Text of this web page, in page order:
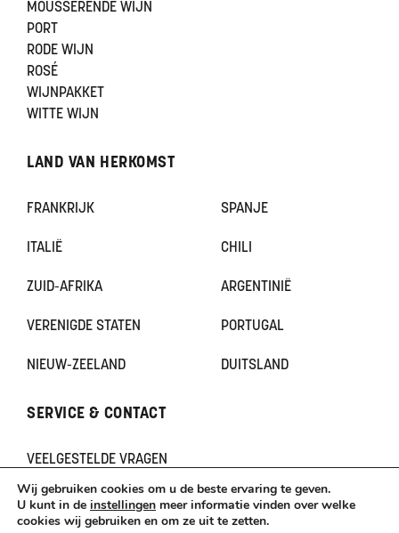
MOUSSERENDE WIJN
PORT
RODE WIJN
ROSÉ
WIJNPAKKET
WITTE WIJN
LAND VAN HERKOMST
FRANKRIJK SPANJE
ITALIË CHILI
ZUID-AFRIKA ARGENTINIË
VERENIGDE STATEN PORTUGAL
NIEUW-ZEELAND DUITSLAND
SERVICE & CONTACT
VEELGESTELDE VRAGEN
CONTACT
KLACHTEN
TERUGBETAAL- EN RETOURNERINGSBELEID
Wij gebruiken cookies om u de beste ervaring te geven.
U kunt in de instellingen meer informatie vinden over welke
cookies wij gebruiken en om ze uit te zetten.